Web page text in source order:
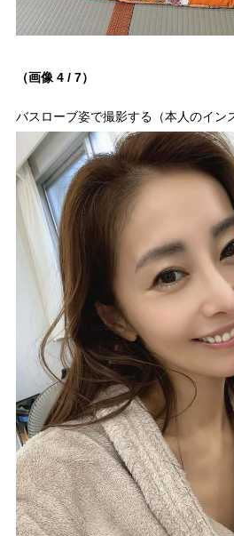
（画像 4 / 7）
バスローブ姿で撮影する（本人のイン